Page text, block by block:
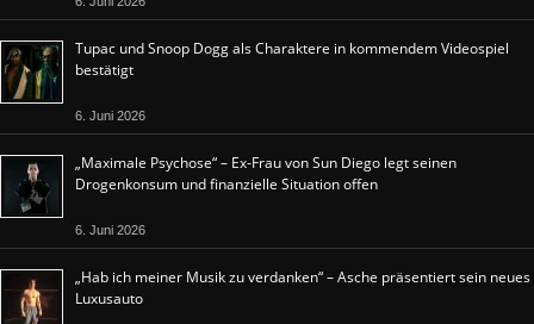
Tupac und Snoop Dogg als Charaktere in kommendem Videospiel
bestätigt
6. Juni 2026
„Maximale Psychose“ – Ex-Frau von Sun Diego legt seinen
Drogenkonsum und finanzielle Situation offen
6. Juni 2026
„Hab ich meiner Musik zu verdanken“ – Asche präsentiert sein neues
Luxusauto